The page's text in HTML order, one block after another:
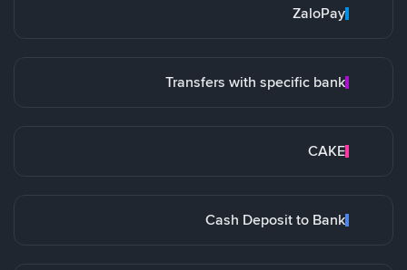
ZaloPay
Transfers with specific bank
CAKE
Cash Deposit to Bank